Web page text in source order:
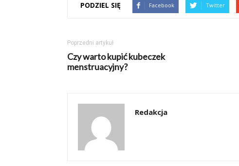
PODZIEL SIĘ Facebook Twitter
Poprzedni artykuł
Czy warto kupić kubeczek
menstruacyjny?
Redakcja